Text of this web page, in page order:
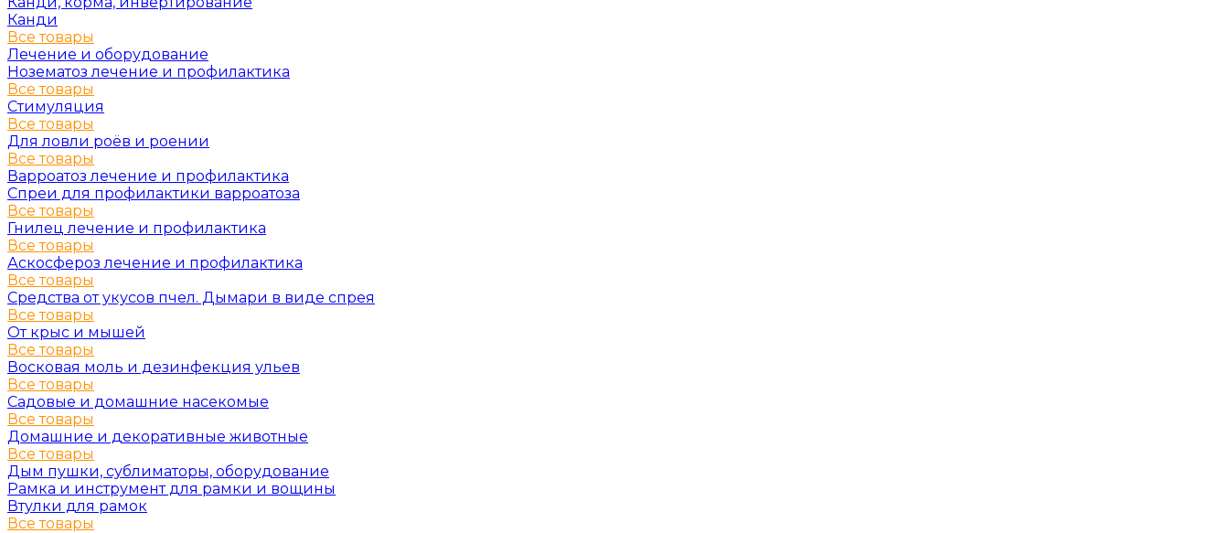
Канди
Все товары
Лечение и оборудование
Нозематоз лечение и профилактика
Все товары
Стимуляция
Все товары
Для ловли роёв и роении
Все товары
Варроатоз лечение и профилактика
Спреи для профилактики варроатоза
Все товары
Гнилец лечение и профилактика
Все товары
Аскосфероз лечение и профилактика
Все товары
Средства от укусов пчел. Дымари в виде спрея
Все товары
От крыс и мышей
Все товары
Восковая моль и дезинфекция ульев
Все товары
Садовые и домашние насекомые
Все товары
Домашние и декоративные животные
Все товары
Дым пушки, сублиматоры, оборудование
Рамка и инструмент для рамки и вощины
Втулки для рамок
Все товары